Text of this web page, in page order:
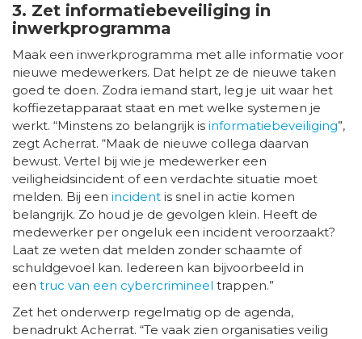
3. Zet informatiebeveiliging in
inwerkprogramma
Maak een inwerkprogramma met alle informatie voor
nieuwe medewerkers. Dat helpt ze de nieuwe taken
goed te doen. Zodra iemand start, leg je uit waar het
koffiezetapparaat staat en met welke systemen je
werkt. “Minstens zo belangrijk is informatiebeveiliging”,
zegt Acherrat. “Maak de nieuwe collega daarvan
bewust. Vertel bij wie je medewerker een
veiligheidsincident of een verdachte situatie moet
melden. Bij een incident is snel in actie komen
belangrijk. Zo houd je de gevolgen klein. Heeft de
medewerker per ongeluk een incident veroorzaakt?
Laat ze weten dat melden zonder schaamte of
schuldgevoel kan. Iedereen kan bijvoorbeeld in
een truc van een cybercrimineel trappen.”
Zet het onderwerp regelmatig op de agenda,
benadrukt Acherrat. “Te vaak zien organisaties veilig